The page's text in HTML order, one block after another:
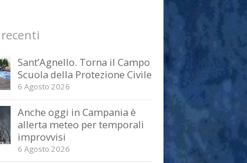
Sant’Agnello. Torna il Campo
Scuola della Protezione Civile
6 Agosto 2026
Anche oggi in Campania è
allerta meteo per temporali
improvvisi
6 Agosto 2026